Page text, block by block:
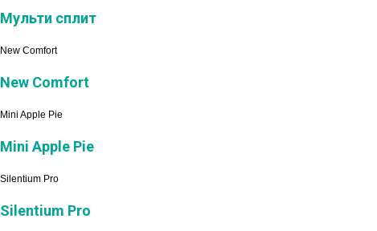
Мульти сплит
New Comfort
New Comfort
Mini Apple Pie
Mini Apple Pie
Silentium Pro
Silentium Pro